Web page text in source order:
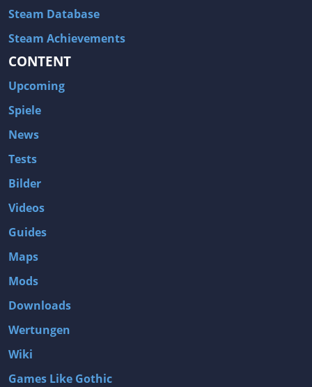
Steam Database
Steam Achievements
CONTENT
Upcoming
Spiele
News
Tests
Bilder
Videos
Guides
Maps
Mods
Downloads
Wertungen
Wiki
Games Like Gothic